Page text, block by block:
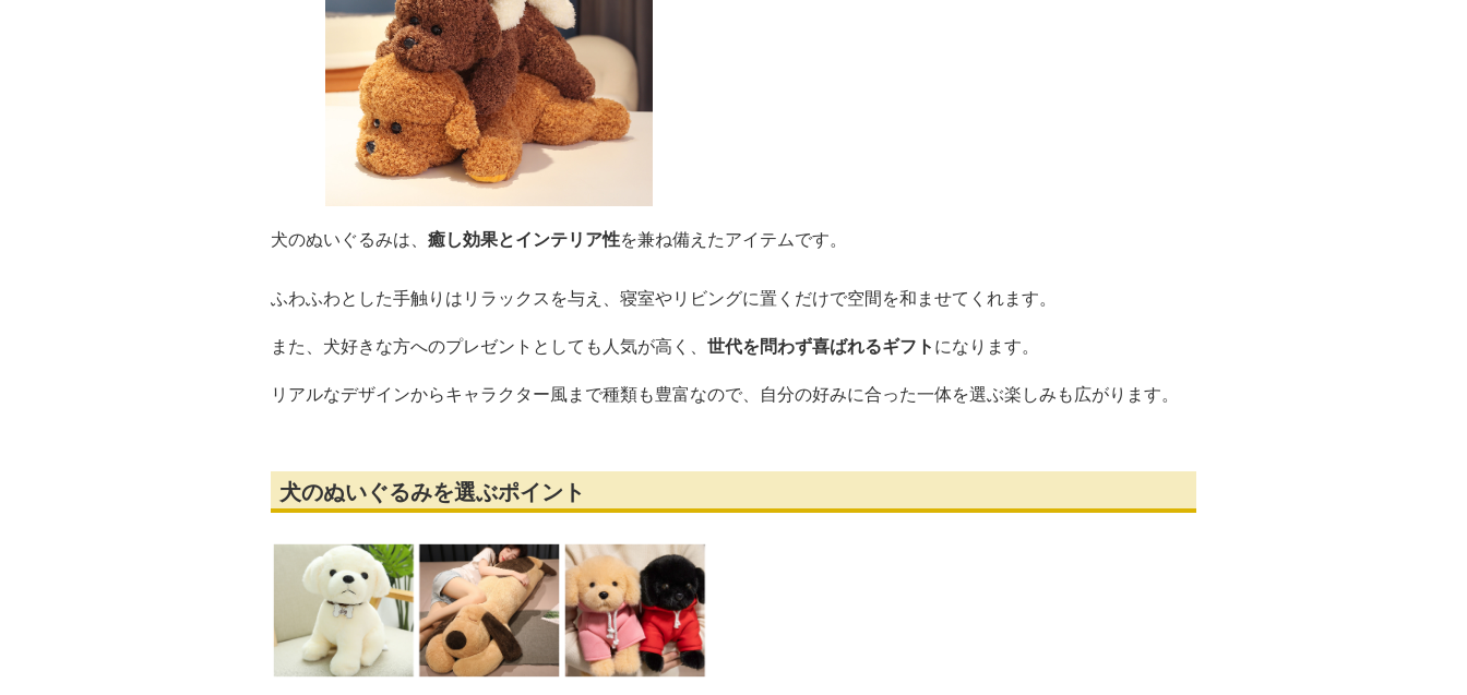
犬のぬいぐるみは、 癒し効果とインテリア性を兼ね備えたアイテムです。
ふわふわとした手触りはリラックスを与え、寝室やリビングに置くだけで空間を和ませてくれます。
また、犬好きな方へのプレゼントとしても人気が高く、 世代を問わず喜ばれるギフトになります。
リアルなデザインからキャラクター風まで種類も豊富なので、自分の好みに合った一体を選ぶ楽しみも広がります。
犬のぬいぐるみを選ぶポイント